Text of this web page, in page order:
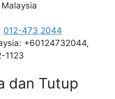
012-473 2044
+60124732044,
1123
dan Tutup